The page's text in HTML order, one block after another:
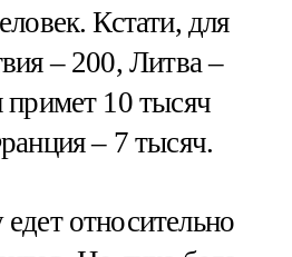
Кстати, для
– 200, Литва –
примет 10 тысяч
– 7 тысяч.
относительно